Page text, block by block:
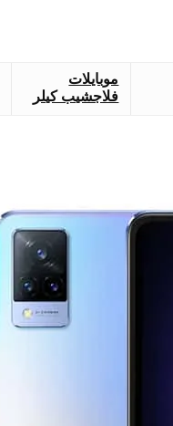
موبايلات
فلاجشيب كيلر